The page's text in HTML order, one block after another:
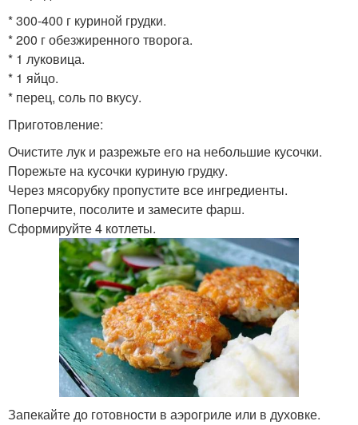
* 300-400 г куриной грудки.
* 200 г обезжиренного творога.
* 1 луковица.
* 1 яйцо.
* перец, соль по вкусу.
Приготовление:
Очистите лук и разрежьте его на небольшие кусочки.
Порежьте на кусочки куриную грудку.
Через мясорубку пропустите все ингредиенты.
Поперчите, посолите и замесите фарш.
Сформируйте 4 котлеты.
Запекайте до готовности в аэрогриле или в духовке.